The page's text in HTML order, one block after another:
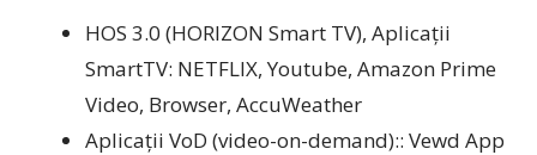
HOS 3.0 (HORIZON Smart TV), Aplicaţii
SmartTV: NETFLIX, Youtube, Amazon Prime
Video, Browser, AccuWeather
Aplicaţii VoD (video-on-demand):: Vewd App